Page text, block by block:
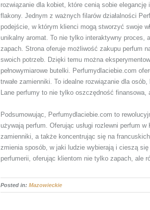
rozwiązanie dla kobiet, które cenią sobie
flakony. Jednym z ważnych filarów działalności
podejście, w którym klienci mogą stworzyć swoje
unikalny aromat. To nie tylko interaktywny proces,
zapach. Strona oferuje możliwość zakupu perfum
swoich potrzeb. Dzięki temu można
pełnowymiarowe butelki. Perfumydlaciebie.com
trwałe zamienniki. To idealne rozwiązanie dla
Lane perfumy to nie tylko oszczędność
Podsumowując, Perfumydlaciebie.com to
używają perfum. Oferując usługi rozlewni perfum
zamienniki, a także koncentrując się na
zmienia sposób, w jaki ludzie wybierają i cieszą
perfumerii, oferując klientom nie tylko zapach, ale
Posted in:Mazowieckie